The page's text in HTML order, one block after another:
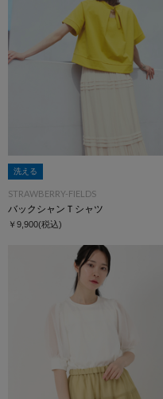
洗える
STRAWBERRY-FIELDS
バックシャンＴシャツ
￥9,900(税込)